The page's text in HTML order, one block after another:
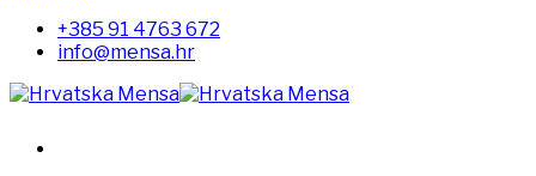
+385 91 4763 672
info@mensa.hr